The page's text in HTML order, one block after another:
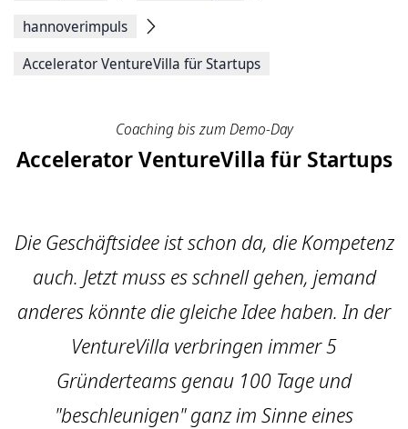
hannoverimpuls
Accelerator VentureVilla für Startups
Coaching bis zum Demo-Day
Accelerator VentureVilla für Startups
Die Geschäftsidee ist schon da, die Kompetenz
auch. Jetzt muss es schnell gehen, jemand
anderes könnte die gleiche Idee haben. In der
VentureVilla verbringen immer 5
Gründerteams genau 100 Tage und
"beschleunigen" ganz im Sinne eines